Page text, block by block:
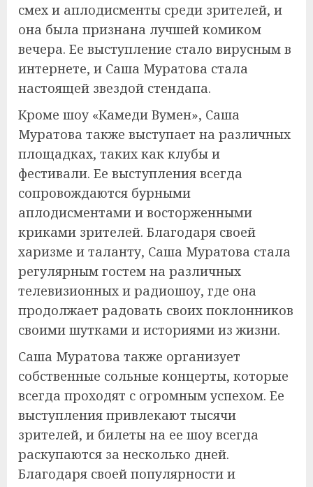
смех и аплодисменты среди зрителей, и
она была признана лучшей комиком
вечера. Ее выступление стало вирусным в
интернете, и Саша Муратова стала
настоящей звездой стендапа.
Кроме шоу «Камеди Вумен», Саша
Муратова также выступает на различных
площадках, таких как клубы и
фестивали. Ее выступления всегда
сопровождаются бурными
аплодисментами и восторженными
криками зрителей. Благодаря своей
харизме и таланту, Саша Муратова стала
регулярным гостем на различных
телевизионных и радиошоу, где она
продолжает радовать своих поклонников
своими шутками и историями из жизни.
Саша Муратова также организует
собственные сольные концерты, которые
всегда проходят с огромным успехом. Ее
выступления привлекают тысячи
зрителей, и билеты на ее шоу всегда
раскупаются за несколько дней.
Благодаря своей популярности и